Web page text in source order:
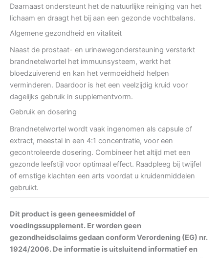
Daarnaast ondersteunt het de natuurlijke reiniging van het
lichaam en draagt het bij aan een gezonde vochtbalans.
Algemene gezondheid en vitaliteit
Naast de prostaat- en urinewegondersteuning versterkt
brandnetelwortel het immuunsysteem, werkt het
bloedzuiverend en kan het vermoeidheid helpen
verminderen. Daardoor is het een veelzijdig kruid voor
dagelijks gebruik in supplementvorm.
Gebruik en dosering
Brandnetelwortel wordt vaak ingenomen als capsule of
extract, meestal in een 4:1 concentratie, voor een
gecontroleerde dosering. Combineer het altijd met een
gezonde leefstijl voor optimaal effect. Raadpleeg bij twijfel
of ernstige klachten een arts voordat u kruidenmiddelen
gebruikt.
Dit product is geen geneesmiddel of
voedingssupplement. Er worden geen
gezondheidsclaims gedaan conform Verordening (EG) nr.
1924/2006. De informatie is uitsluitend informatief en